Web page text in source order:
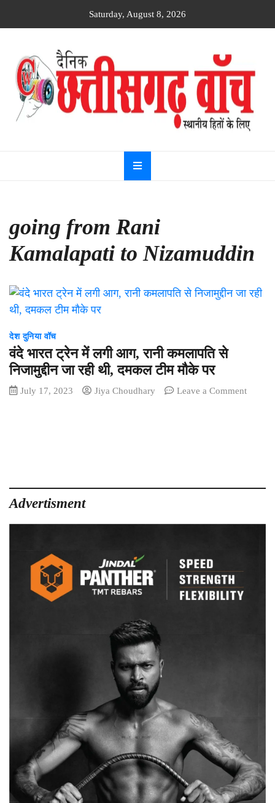
Saturday, August 8, 2026
Dainik
Chhattisgarh
watch
going from Rani
Kamalapati to Nizamuddin
देश दुनिया वॉच
वंदे भारत ट्रेन में लगी आग, रानी कमलापति से
निजामुद्दीन जा रही थी, दमकल टीम मौके पर
July 17, 2023 Jiya Choudhary Leave a Commenton
Advertisment